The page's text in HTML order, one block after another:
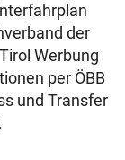
der
Werbung
per ÖBB
und Transfer